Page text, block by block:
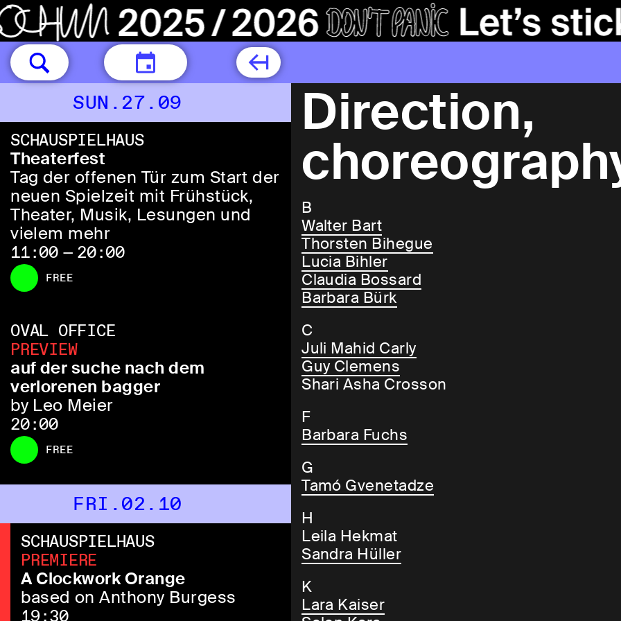
TODAY
SUN.27.09
SCHAUSPIELHAUS
Theaterfest
Tag der offenen Tür zum Start der
neuen Spielzeit mit Frühstück,
Theater, Musik, Lesungen und
vielem mehr
11:00 — 20:00
FREE
OVAL OFFICE
PREVIEW
auf der suche nach dem
verlorenen bagger
by Leo Meier
20:00
FREE
FRI.02.10
SCHAUSPIELHAUS
PREMIERE
A Clockwork Orange
based on Anthony Burgess
19:30
Direction,
B
Walter Bart
Thorsten Bihegue
Lucia Bihler
Claudia Bossard
Barbara Bürk
C
Juli Mahid Carly
Guy Clemens
Shari Asha Crosson
F
Barbara Fuchs
G
Tamó Gvenetadze
H
Leila Hekmat
Sandra Hüller
K
Lara Kaiser